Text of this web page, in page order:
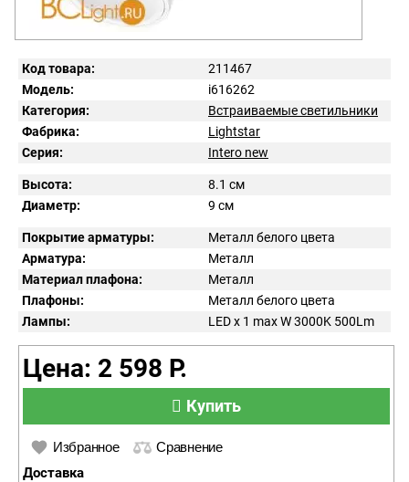
Код товара:
211467
Модель:
i616262
Категория:
Встраиваемые светильники
Фабрика:
Lightstar
Серия:
Intero new
Высота:
8.1 см
Диаметр:
9 см
Покрытие арматуры:
Металл белого цвета
Арматура:
Металл
Материал плафона:
Металл
Плафоны:
Металл белого цвета
Лампы:
LED x 1 max W 3000K 500Lm
Цена: 2 598 Р.
Купить
Избранное Сравнение
Доставка